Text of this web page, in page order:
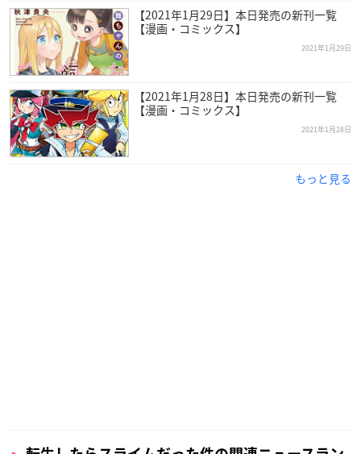
【2021年1月29日】本日発売の新刊一覧
【漫画・コミックス】
2021年1月29日
【2021年1月28日】本日発売の新刊一覧
【漫画・コミックス】
2021年1月28日
もっと見る